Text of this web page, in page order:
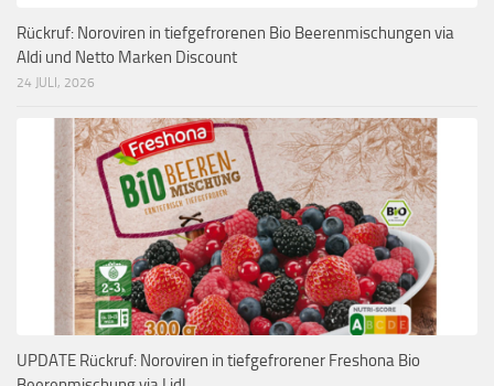
Rückruf: Noroviren in tiefgefrorenen Bio Beerenmischungen via
Aldi und Netto Marken Discount
24 JULI, 2026
UPDATE Rückruf: Noroviren in tiefgefrorener Freshona Bio